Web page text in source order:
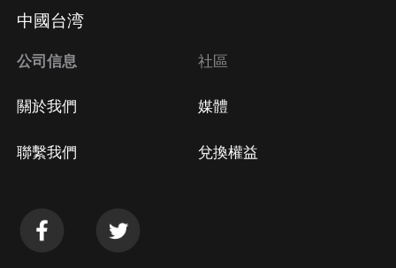
中國台湾
公司信息
關於我們
聯繫我們
社區
媒體
兌換權益